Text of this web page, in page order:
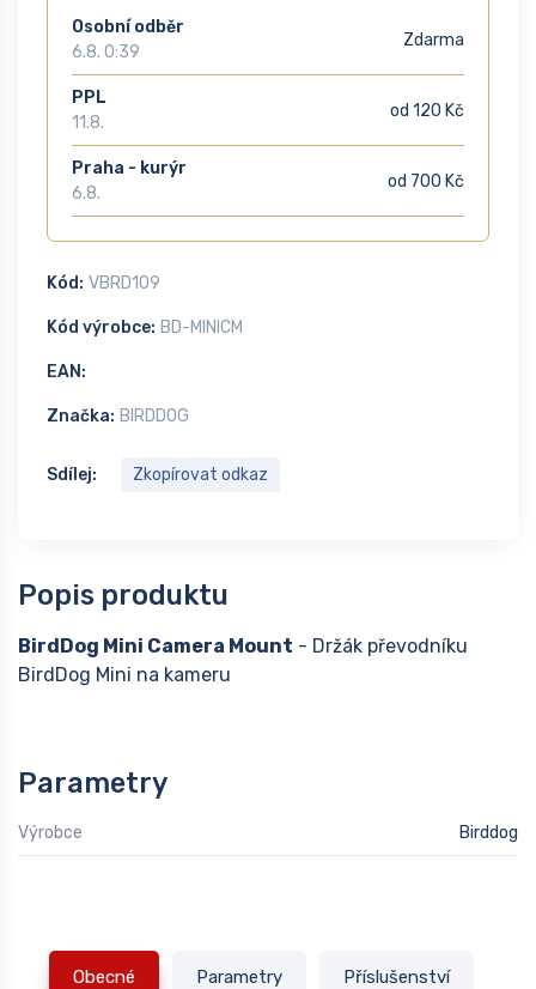
Osobní odběr
6.8. 0:39
Zdarma
PPL
11.8.
od 120 Kč
Praha - kurýr
6.8.
od 700 Kč
Kód: VBRD109
Kód výrobce: BD-MINICM
EAN:
Značka: BIRDDOG
Sdílej: Zkopírovat odkaz
Popis produktu
BirdDog Mini Camera Mount - Držák převodníku
BirdDog Mini na kameru
Parametry
Výrobce Birddog
Obecné Parametry Příslušenství